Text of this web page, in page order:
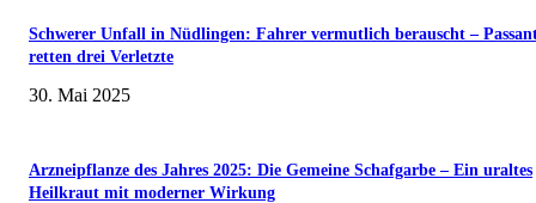
Schwerer Unfall in Nüdlingen: Fahrer vermutlich berauscht –
retten drei Verletzte
30. Mai 2025
Arzneipflanze des Jahres 2025: Die Gemeine Schafgarbe – Ein uraltes
Heilkraut mit moderner Wirkung